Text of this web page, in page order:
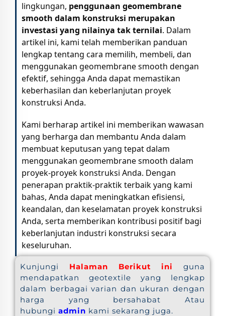
lingkungan, penggunaan geomembrane
smooth dalam konstruksi merupakan
investasi yang nilainya tak ternilai. Dalam
artikel ini, kami telah memberikan panduan
lengkap tentang cara memilih, membeli, dan
menggunakan geomembrane smooth dengan
efektif, sehingga Anda dapat memastikan
keberhasilan dan keberlanjutan proyek
konstruksi Anda.
Kami berharap artikel ini memberikan wawasan
yang berharga dan membantu Anda dalam
membuat keputusan yang tepat dalam
menggunakan geomembrane smooth dalam
proyek-proyek konstruksi Anda. Dengan
penerapan praktik-praktik terbaik yang kami
bahas, Anda dapat meningkatkan efisiensi,
keandalan, dan keselamatan proyek konstruksi
Anda, serta memberikan kontribusi positif bagi
keberlanjutan industri konstruksi secara
keseluruhan.
Kunjungi Halaman Berikut ini
guna
mendapatkan geotextile yang lengkap
dalam berbagai varian dan ukuran dengan
harga yang bersahabat Atau
hubungi admin kami sekarang juga.